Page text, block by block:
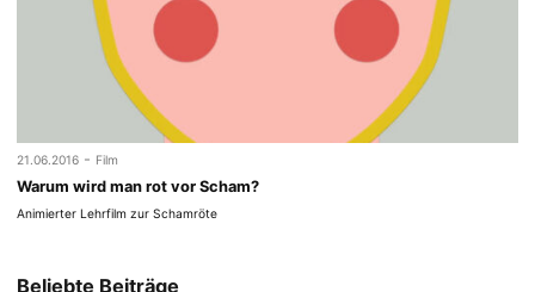
21.06.2016 - Film
Warum wird man rot vor Scham?
Animierter Lehrfilm zur Schamröte
Beliebte Beiträge